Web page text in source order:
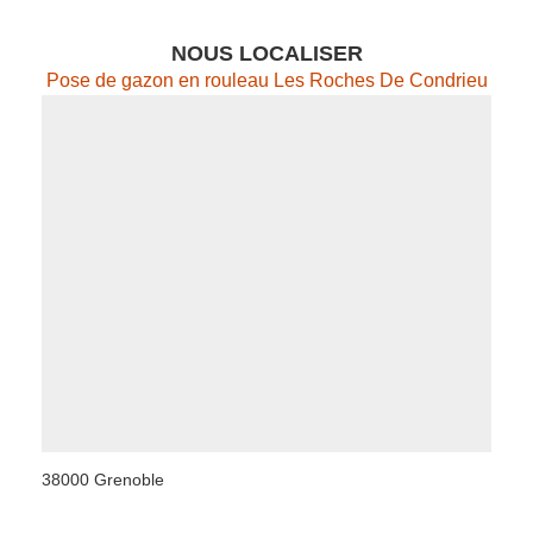
NOUS LOCALISER
Pose de gazon en rouleau Les Roches De Condrieu
38000 Grenoble